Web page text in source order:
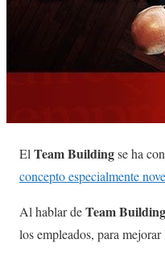
El Team Buildingse ha
concepto especialmente
Al hablar deTeam Building
los empleados, para